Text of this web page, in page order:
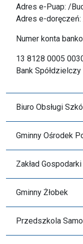
Adres e-Puap: /
Adres e-
Numer konta
13 8128 0005
Bank
Biuro Obsługi
Gminny Ośrodek
Zakład
Gminny Żłobek
Przedszkola